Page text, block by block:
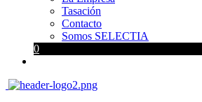
Tasación
Contacto
Somos SELECTIA
0